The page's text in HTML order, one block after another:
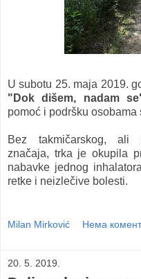
U subotu 25. maja 2019.
"Dok dišem, nadam
pomoć i podršku
Bez takmičarskog, ali
značaja, trka je okupila
nabavke jednog
retke i neizlečive bolesti.
Milan Mirković Нема
20. 5. 2019.